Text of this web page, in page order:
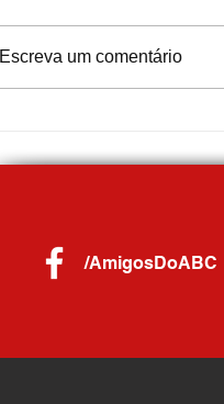
Escreva um comentário
/AmigosDoABC